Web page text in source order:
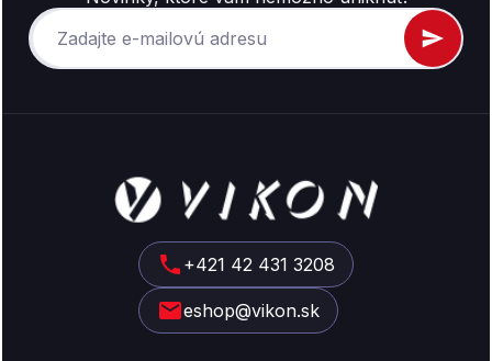
+421 42 431 3208
eshop@vikon.sk